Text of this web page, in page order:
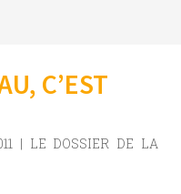
C’EST
| LE DOSSIER DE LA